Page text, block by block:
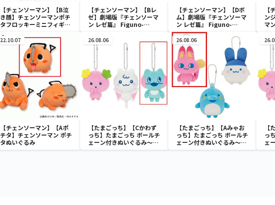
【チェンソーマン】【B泣
き顔】チェンソーマンポチ
タフロッキーミニフィギュ
【チェンソーマン】【Bレ
ゼ】劇場版『チェンソーマ
ン レゼ篇』 Figuno-
CHAINSAW MAN＆BOMB-
【チェンソーマン】【Dボ
ム】劇場版『チェンソーマ
ン レゼ篇』 Figuno-
DENJI＆REZE＆
CHAINSAW MAN＆BOMB-
【
ン
マ
22.10.07
【チェンソーマン】【Aポ
チタ】チェンソーマン ポチ
タぬいぐるみ
26.08.06
【たまごっち】【Cかわず
っち】たまごっち ボールチ
ェーン付きぬいぐるみ～
Tamagotchi Paradise～
26.08.06
【たまごっち】【Aみゃお
っち】たまごっち ボールチ
ェーン付きぬいぐるみ～
Tamagotchi Paradise～
【
っ
ェ